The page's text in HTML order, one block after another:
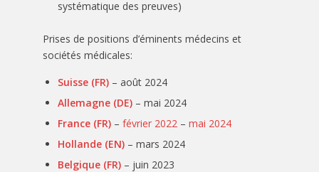
systématique des preuves)
Prises de positions d’éminents médecins et
sociétés médicales:
Suisse (FR) – août 2024
Allemagne (DE) – mai 2024
France (FR) – février 2022 – mai 2024
Hollande (EN) – mars 2024
Belgique (FR) – juin 2023